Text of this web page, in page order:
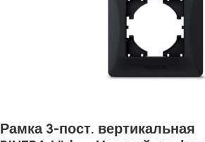
Рамка 3-пост. вертикальная